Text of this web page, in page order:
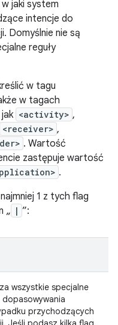
jaki system
intencje do
Domyślnie nie są
reguły
w tagu
w tagach
<activity> ,
<receiver> ,
. Wartość
zastępuje wartość
.
1 z tych flag
„ | ”:
wszystkie specjalne
dopasowywania
przychodzących